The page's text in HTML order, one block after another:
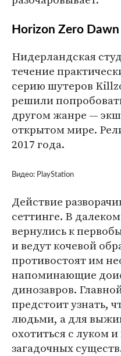
Horizon Zero Dawn
Нидерландская
течение
серию шутеров
решили
другом жанре —
открытом мире.
2017 года.
Видео: PlayStation
Действие
сеттинге. В
вернулись к
и ведут кочевой
противостоят им
напоминающие
динозавров.
предстоит узнать,
людьми, а для
охотиться с луком
загадочных